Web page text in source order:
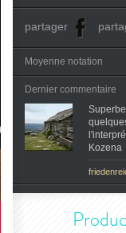
partager
Moyenne notation
Dernier commentaire
Kozena